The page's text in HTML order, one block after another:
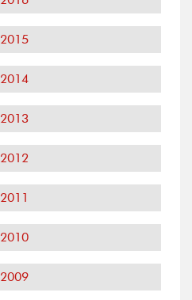
2015
2014
2013
2012
2011
2010
2009